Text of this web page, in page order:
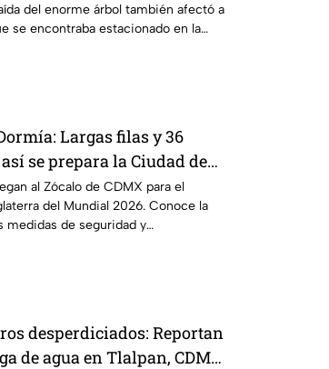
del enorme árbol también afectó a
se encontraba estacionado en la
Largas filas y 36
se prepara la Ciudad de
el gran partido
al Zócalo de CDMX para el
del Mundial 2026. Conoce la
medidas de seguridad y
para el Fan Fest.
desperdiciados: Reportan
de agua en Tlalpan, CDMX;